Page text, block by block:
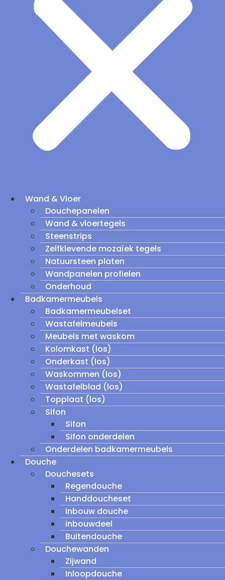
Wand & Vloer
Douchepanelen
Wand & vloertegels
Steenstrips
Zelfklevende mozaïek tegels
Natuursteen platen
Wandpanelen profielen
Onderhoud
Badkamermeubels
Badkamermeubelset
Wastafelmeubels
Meubels met waskom
Kolomkast (los)
Onderkast (los)
Waskommen (los)
Wastafelblad (los)
Topplaat (los)
Sifon
Sifon
Sifon onderdelen
Onderdelen badkamermeubels
Douche
Douchesets
Regendouche
Handdoucheset
Inbouw douche
inbouwdeel
Buitendouche
Douchewanden
Zijwand
Inloopdouche